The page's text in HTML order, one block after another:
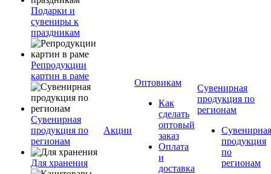
Подарки и
сувениры к
праздникам
Репродукции
картин в раме
Сувенирная
продукция по
регионам
Для хранения
Акции
Оптовикам
Как
сделать
оптовый
заказ
Оплата
и
доставка
Сувенирная
продукция по
регионам
Сувенирная
продукция
по
регионам